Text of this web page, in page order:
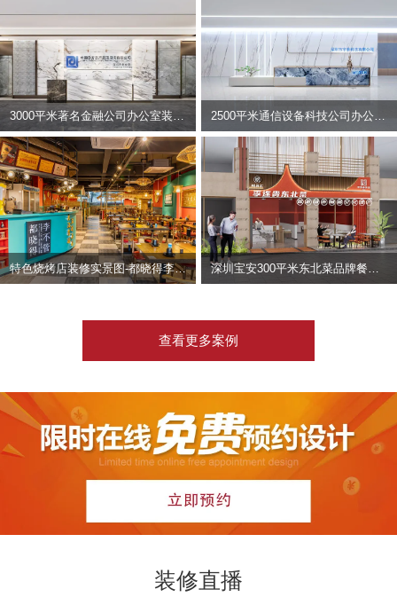
2500平米通信设备科技公司办公室设计 | 宇泰科技
特色烧烤店装修实景图-都晓得李不管
查看更多案例
装修直播